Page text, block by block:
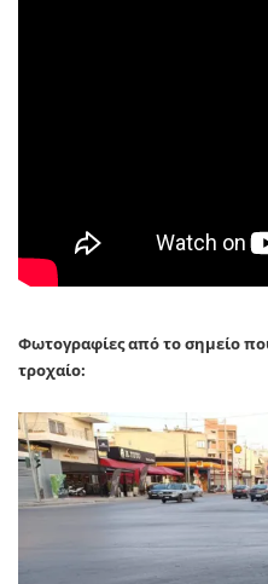
Φωτογραφίες από το σημείο
τροχαίο: